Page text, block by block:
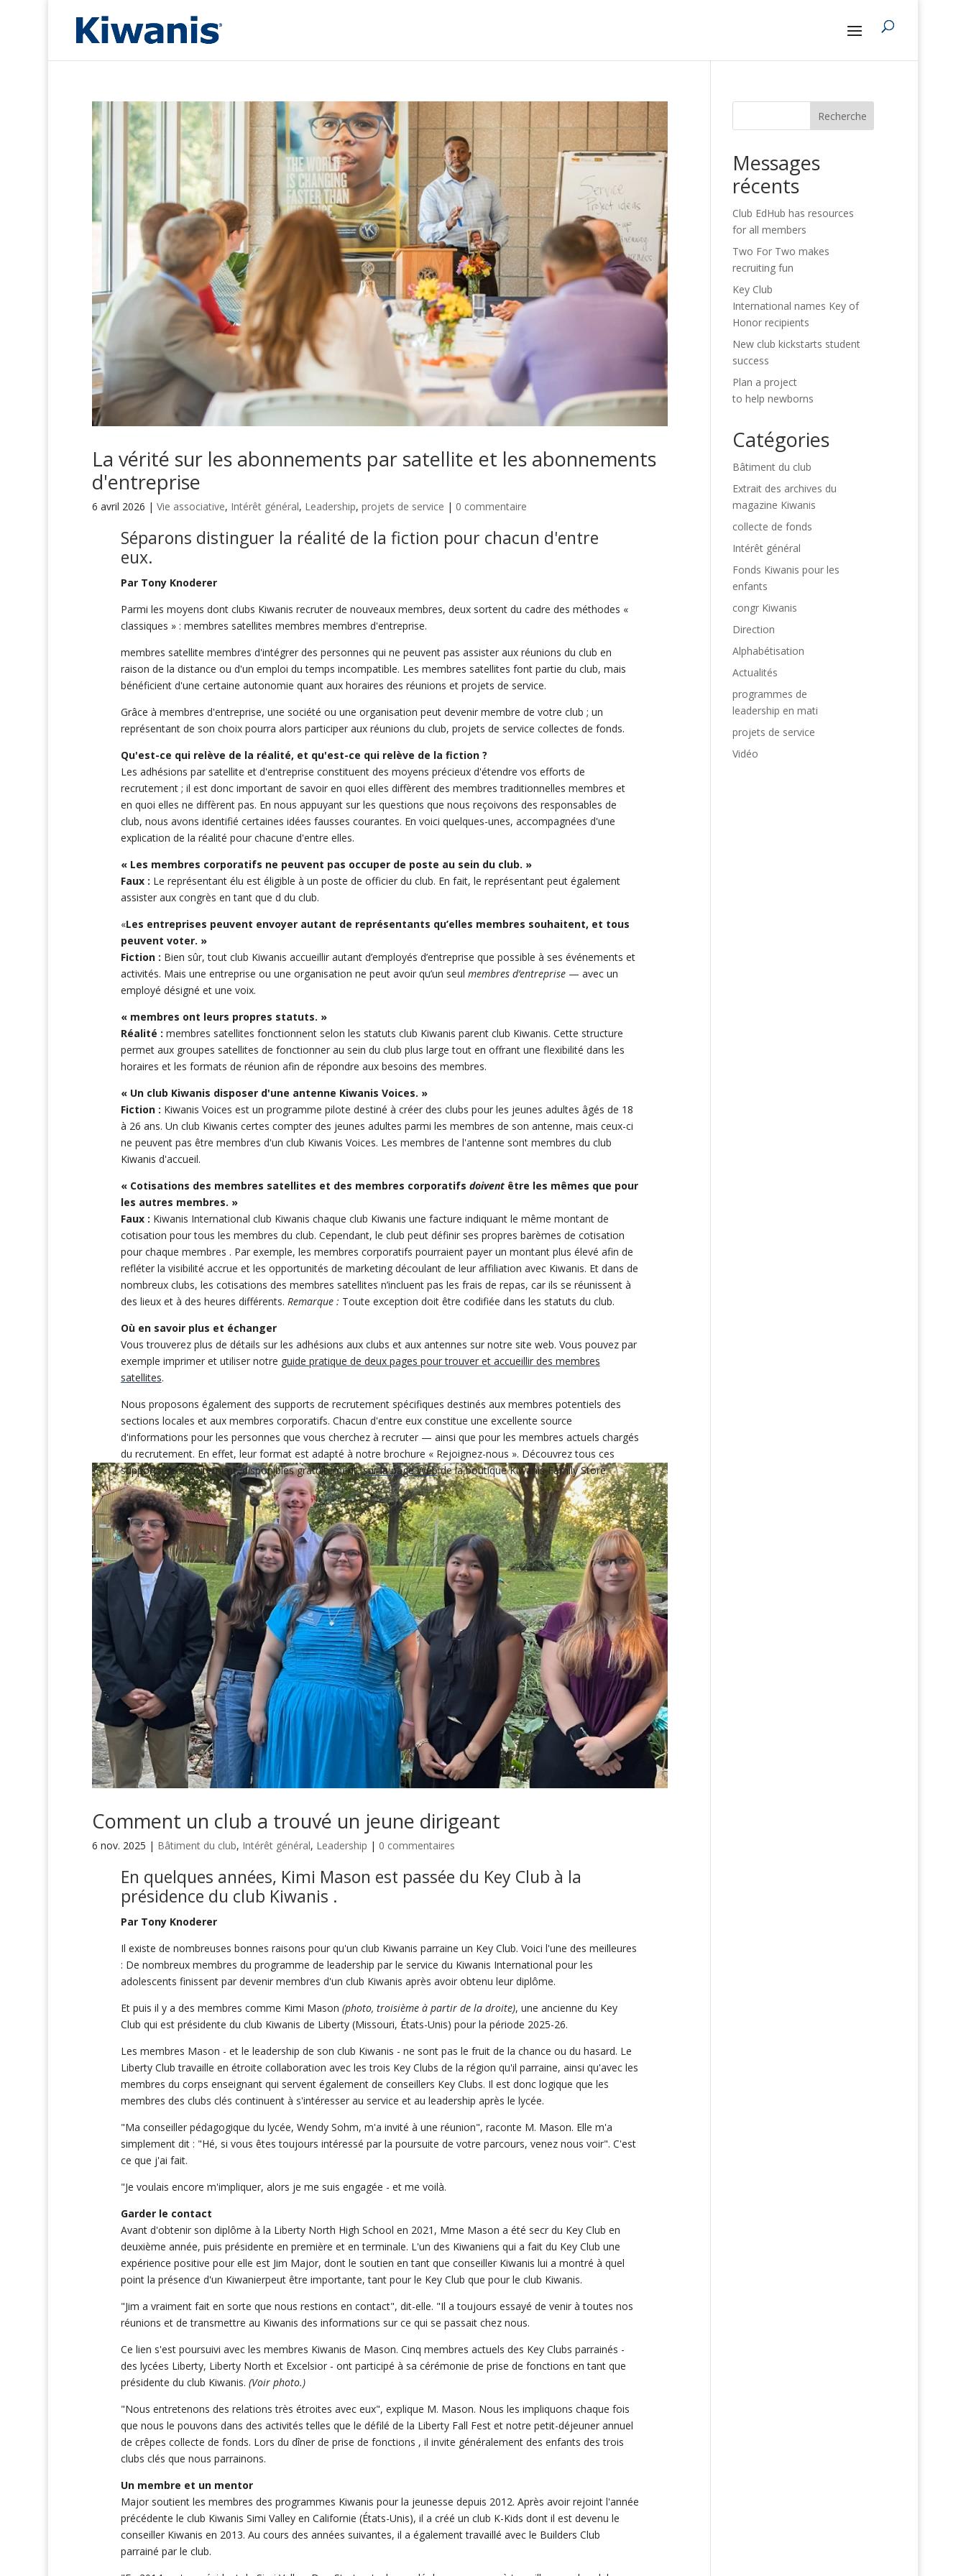
La vérité sur les abonnements par satellite et les abonnements
d'entreprise
6 avril 2026 | Vie associative, Intérêt général, Leadership, projets de service | 0 commentaire
Séparons distinguer la réalité de la fiction pour chacun d'entre
eux.
Par Tony Knoderer
Parmi les moyens dont clubs Kiwanis recruter de nouveaux membres, deux sortent du cadre des méthodes «
classiques » : membres satellites membres membres d'entreprise.
membres satellite membres d'intégrer des personnes qui ne peuvent pas assister aux réunions du club en
raison de la distance ou d'un emploi du temps incompatible. Les membres satellites font partie du club, mais
bénéficient d'une certaine autonomie quant aux horaires des réunions et projets de service.
Grâce à membres d'entreprise, une société ou une organisation peut devenir membre de votre club ; un
représentant de son choix pourra alors participer aux réunions du club, projets de service collectes de fonds.
Qu'est-ce qui relève de la réalité, et qu'est-ce qui relève de la fiction ?
Les adhésions par satellite et d'entreprise constituent des moyens précieux d'étendre vos efforts de
recrutement ; il est donc important de savoir en quoi elles diffèrent des membres traditionnelles membres et
en quoi elles ne diffèrent pas. En nous appuyant sur les questions que nous reçoivons des responsables de
club, nous avons identifié certaines idées fausses courantes. En voici quelques-unes, accompagnées d'une
explication de la réalité pour chacune d'entre elles.
« Les membres corporatifs ne peuvent pas occuper de poste au sein du club. »
Faux : Le représentant élu est éligible à un poste de officier du club. En fait, le représentant peut également
assister aux congrès en tant que d du club.
«Les entreprises peuvent envoyer autant de représentants qu’elles membres souhaitent, et tous
peuvent voter. »
Fiction : Bien sûr, tout club Kiwanis accueillir autant d’employés d’entreprise que possible à ses événements et
activités. Mais une entreprise ou une organisation ne peut avoir qu’un seul membres d’entreprise— avec un
employé désigné et une voix.
« membres ont leurs propres statuts. »
Réalité : membres satellites fonctionnent selon les statuts club Kiwanis parent club Kiwanis. Cette structure
permet aux groupes satellites de fonctionner au sein du club plus large tout en offrant une flexibilité dans les
horaires et les formats de réunion afin de répondre aux besoins des membres.
« Un club Kiwanis disposer d'une antenne Kiwanis Voices. »
Fiction : Kiwanis Voices est un programme pilote destiné à créer des clubs pour les jeunes adultes âgés de 18
à 26 ans. Un club Kiwanis certes compter des jeunes adultes parmi les membres de son antenne, mais ceux-ci
ne peuvent pas être membres d'un club Kiwanis Voices. Les membres de l'antenne sont membres du club
Kiwanis d'accueil.
« Cotisations des membres satellites et des membres corporatifs doivent être les mêmes que pour
les autres membres. »
Faux : Kiwanis International club Kiwanis chaque club Kiwanis une facture indiquant le même montant de
cotisation pour tous les membres du club. Cependant, le club peut définir ses propres barèmes de cotisation
pour chaque membres . Par exemple, les membres corporatifs pourraient payer un montant plus élevé afin de
refléter la visibilité accrue et les opportunités de marketing découlant de leur affiliation avec Kiwanis. Et dans de
nombreux clubs, les cotisations des membres satellites n’incluent pas les frais de repas, car ils se réunissent à
des lieux et à des heures différents. Remarque : Toute exception doit être codifiée dans les statuts du club.
Où en savoir plus et échanger
Vous trouverez plus de détails sur les adhésions aux clubs et aux antennes sur notre site web. Vous pouvez par
exemple imprimer et utiliser notre guide pratique de deux pages pour trouver et accueillir des membres
satellites.
Nous proposons également des supports de recrutement spécifiques destinés aux membres potentiels des
sections locales et aux membres corporatifs. Chacun d'entre eux constitue une excellente source
d'informations pour les personnes que vous cherchez à recruter — ainsi que pour les membres actuels chargés
du recrutement. En effet, leur format est adapté à notre brochure « Rejoignez-nous ». Découvrez tous ces
supports de recrutement, disponibles gratuitement,sur la page Webde la boutique Kiwanis Family Store.
Comment un club a trouvé un jeune dirigeant
6 nov. 2025 | Bâtiment du club, Intérêt général, Leadership | 0 commentaires
En quelques années, Kimi Mason est passée du Key Club à la
présidence du club Kiwanis .
Par Tony Knoderer
Il existe de nombreuses bonnes raisons pour qu'un club Kiwanis parraine un Key Club. Voici l'une des meilleures
: De nombreux membres du programme de leadership par le service du Kiwanis International pour les
adolescents finissent par devenir membres d'un club Kiwanis après avoir obtenu leur diplôme.
Et puis il y a des membres comme Kimi Mason (photo, troisième à partir de la droite), une ancienne du Key
Club qui est présidente du club Kiwanis de Liberty (Missouri, États-Unis) pour la période 2025-26.
Les membres Mason - et le leadership de son club Kiwanis - ne sont pas le fruit de la chance ou du hasard. Le
Liberty Club travaille en étroite collaboration avec les trois Key Clubs de la région qu'il parraine, ainsi qu'avec les
membres du corps enseignant qui servent également de conseillers Key Clubs. Il est donc logique que les
membres des clubs clés continuent à s'intéresser au service et au leadership après le lycée.
"Ma conseiller pédagogique du lycée, Wendy Sohm, m'a invité à une réunion", raconte M. Mason. Elle m'a
simplement dit : "Hé, si vous êtes toujours intéressé par la poursuite de votre parcours, venez nous voir". C'est
ce que j'ai fait.
"Je voulais encore m'impliquer, alors je me suis engagée - et me voilà.
Garder le contact
Avant d'obtenir son diplôme à la Liberty North High School en 2021, Mme Mason a été secr du Key Club en
deuxième année, puis présidente en première et en terminale. L'un des Kiwaniens qui a fait du Key Club une
expérience positive pour elle est Jim Major, dont le soutien en tant que conseiller Kiwanis lui a montré à quel
point la présence d'un Kiwanierpeut être importante, tant pour le Key Club que pour le club Kiwanis.
"Jim a vraiment fait en sorte que nous restions en contact", dit-elle. "Il a toujours essayé de venir à toutes nos
réunions et de transmettre au Kiwanis des informations sur ce qui se passait chez nous.
Ce lien s'est poursuivi avec les membres Kiwanis de Mason. Cinq membres actuels des Key Clubs parrainés -
des lycées Liberty, Liberty North et Excelsior - ont participé à sa cérémonie de prise de fonctions en tant que
présidente du club Kiwanis. (Voir photo.)
"Nous entretenons des relations très étroites avec eux", explique M. Mason. Nous les impliquons chaque fois
que nous le pouvons dans des activités telles que le défilé de la Liberty Fall Fest et notre petit-déjeuner annuel
de crêpes collecte de fonds. Lors du dîner de prise de fonctions , il invite généralement des enfants des trois
clubs clés que nous parrainons.
Un membre et un mentor
Major soutient les membres des programmes Kiwanis pour la jeunesse depuis 2012. Après avoir rejoint l'année
précédente le club Kiwanis Simi Valley en Californie (États-Unis), il a créé un club K-Kids dont il est devenu le
conseiller Kiwanis en 2013. Au cours des années suivantes, il a également travaillé avec le Builders Club
parrainé par le club.
Recherche
Messages
récents
Club EdHub has resources
for all members
Two For Two makes
recruiting fun
Key Club
International names Key of
Honor recipients
New club kickstarts student
success
Plan a project
to help newborns
Catégories
Bâtiment du club
Extrait des archives du
magazine Kiwanis
collecte de fonds
Intérêt général
Fonds Kiwanis pour les
enfants
congr Kiwanis
Direction
Alphabétisation
Actualités
programmes de
leadership en mati
projets de service
Vidéo